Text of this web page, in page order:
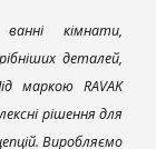
кімнати,
деталей,
маркою RAVAK
рішення для
Виробляємо